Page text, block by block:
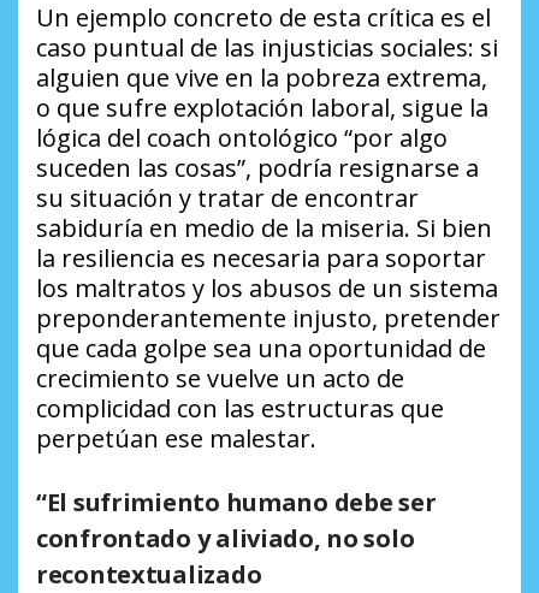
Un ejemplo concreto de esta crítica es el
caso puntual de las injusticias sociales: si
alguien que vive en la pobreza extrema,
o que sufre explotación laboral, sigue la
lógica del coach ontológico “por algo
suceden las cosas”, podría resignarse a
su situación y tratar de encontrar
sabiduría en medio de la miseria. Si bien
la resiliencia es necesaria para soportar
los maltratos y los abusos de un sistema
preponderantemente injusto, pretender
que cada golpe sea una oportunidad de
crecimiento se vuelve un acto de
complicidad con las estructuras que
perpetúan ese malestar.
“El sufrimiento humano debe ser
confrontado y aliviado, no solo
recontextualizado